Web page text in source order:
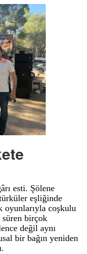
esti. Şölene
eşliğinde
oyunlarıyla coşkulu
süren birçok
değil aynı
bir bağın yeniden